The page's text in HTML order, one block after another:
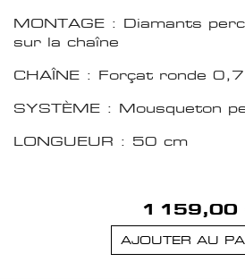
MONTAGE : Diamants
sur la chaîne
CHAÎNE : Forçat ronde
SYSTÈME : Mousqueton
LONGUEUR : 50 cm
1 159,00
AJOUTER AU